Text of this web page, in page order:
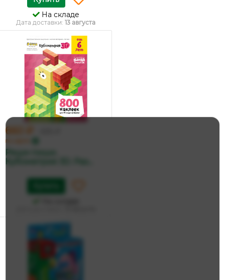
На складе
Дата доставки: 13 августа
660 ₽
по карте
Кубометрия 3D. Раз...